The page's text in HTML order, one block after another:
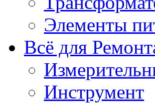
Элементы
Всё для
Инструмент